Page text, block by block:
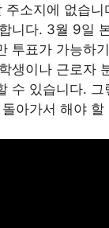
주소지에 없습
니다. 3월 9일
투표가 가능하
생이나 근로자
수 있습니다. 그
아가서 해야 할